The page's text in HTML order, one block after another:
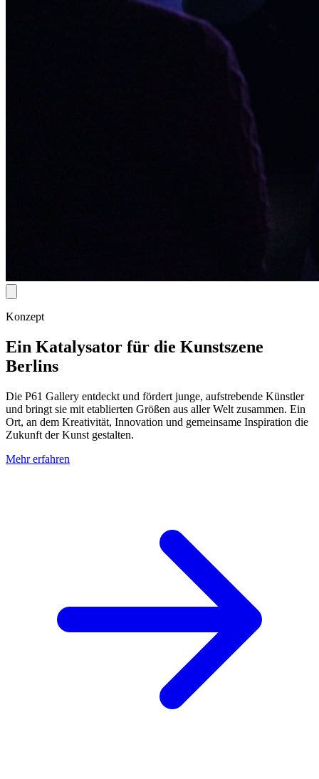
Konzept
Ein Katalysator für die Kunstszene
Berlins
Die P61 Gallery entdeckt und fördert junge, aufstrebende Künstler
und bringt sie mit etablierten Größen aus aller Welt zusammen. Ein
Ort, an dem Kreativität, Innovation und gemeinsame Inspiration die
Zukunft der Kunst gestalten.
Mehr erfahren